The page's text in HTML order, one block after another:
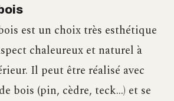
est un choix très esthétique
chaleureux et naturel à
Il peut être réalisé avec
bois (pin, cèdre, teck…) et se